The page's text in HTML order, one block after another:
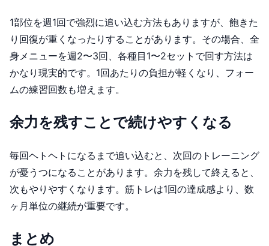
1部位を週1回で強烈に追い込む方法もありますが、飽きた
り回復が重くなったりすることがあります。その場合、全
身メニューを週2〜3回、各種目1〜2セットで回す方法は
かなり現実的です。1回あたりの負担が軽くなり、フォー
ムの練習回数も増えます。
余力を残すことで続けやすくなる
毎回ヘトヘトになるまで追い込むと、次回のトレーニング
が憂うつになることがあります。余力を残して終えると、
次もやりやすくなります。筋トレは1回の達成感より、数
ヶ月単位の継続が重要です。
まとめ